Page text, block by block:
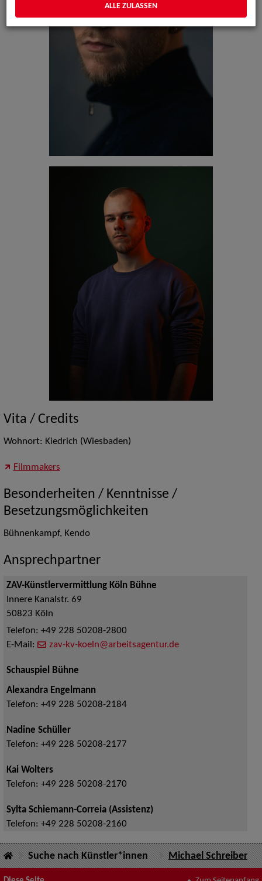
Vita / Credits
Wohnort: Kiedrich (Wiesbaden)
Filmmakers
Besonderheiten / Kenntnisse /
Besetzungsmöglichkeiten
Bühnenkampf, Kendo
Ansprechpartner
ZAV-Künstlervermittlung Köln Bühne
Innere Kanalstr. 69
50823 Köln
Telefon: +49 228 50208-2800
E-Mail:
zav-kv-koeln@arbeitsagentur.de
Schauspiel Bühne
Alexandra Engelmann
Telefon: +49 228 50208-2184
Nadine Schüller
Telefon: +49 228 50208-2177
Kai Wolters
Telefon: +49 228 50208-2170
Sylta Schiemann-Correia (Assistenz)
Telefon: +49 228 50208-2160
Suche nach Künstler*innen Michael Schreiber
ALLE ZULASSEN